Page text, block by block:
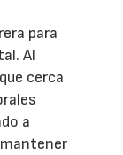
para
Al
cerca
a